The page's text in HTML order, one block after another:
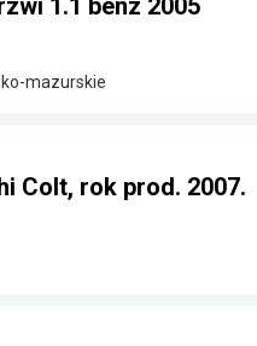
1.1 benz 2005
mazurskie
Colt, rok prod. 2007.